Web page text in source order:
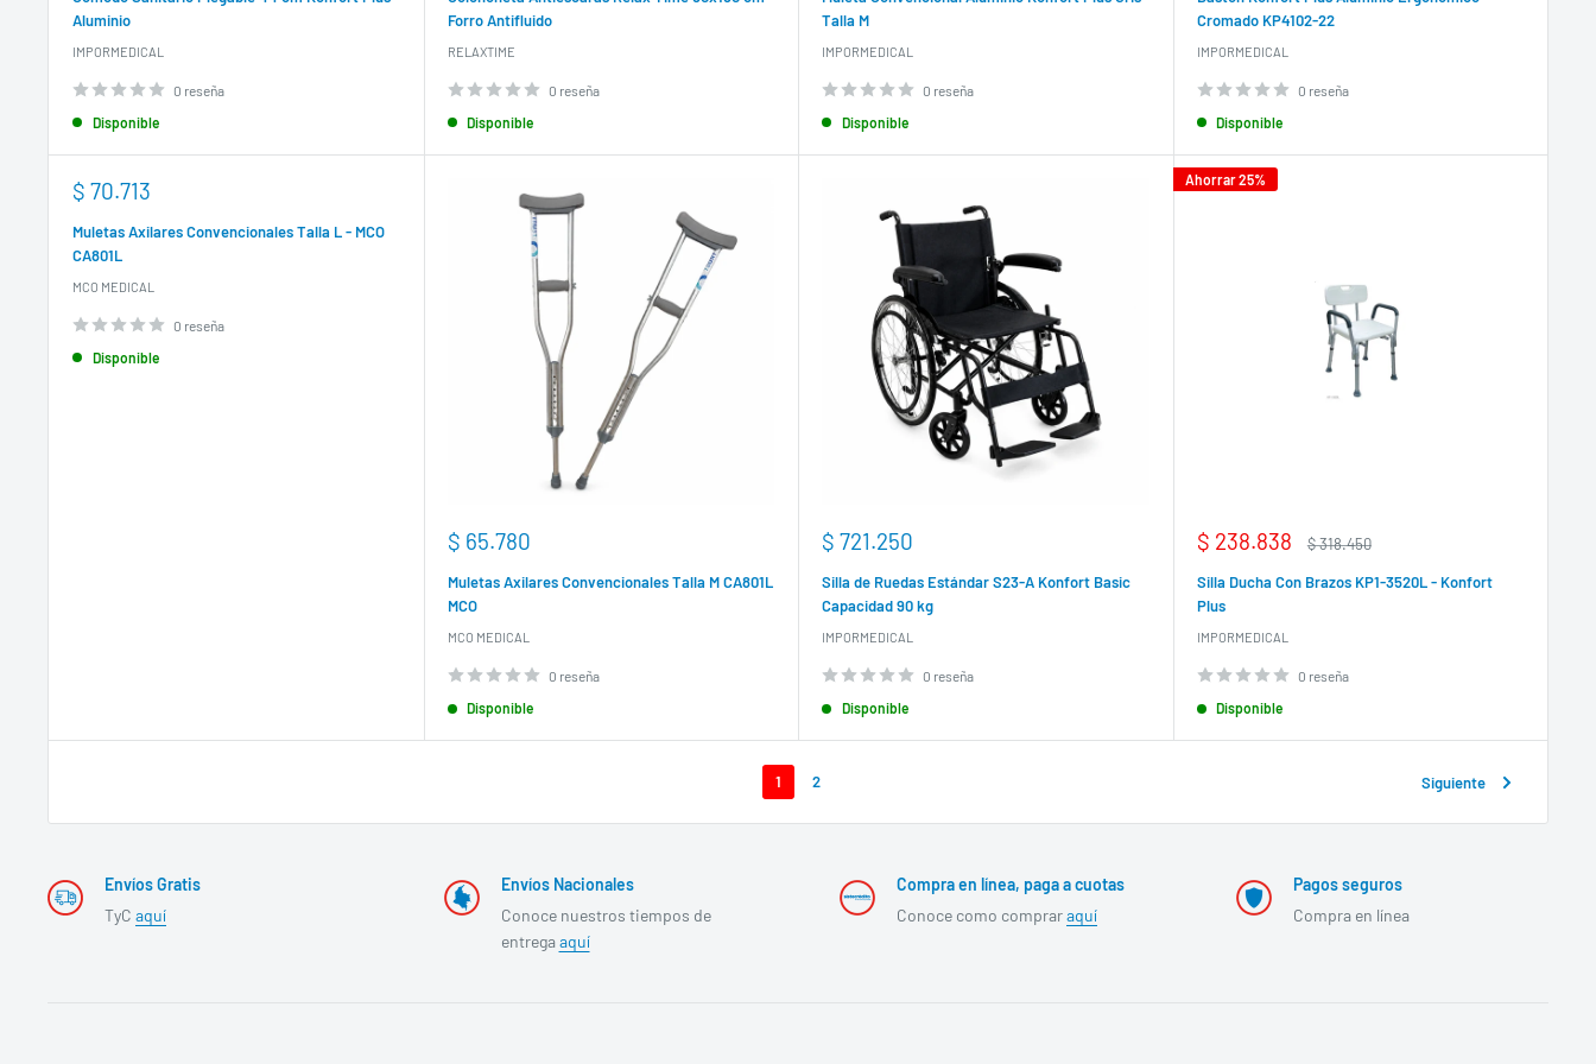
Aluminio
IMPORMEDICAL
0 reseña
Disponible
Forro Antifluido
RELAXTIME
0 reseña
Disponible
Talla M
IMPORMEDICAL
0 reseña
Disponible
Cromado KP4102-22
IMPORMEDICAL
0 reseña
Disponible
Precio
venta
$ 70.713
Muletas Axilares Convencionales Talla L - MCO
CA801L
MCO MEDICAL
0 reseña
Disponible
Precio
venta
$ 65.780
Muletas Axilares Convencionales Talla M CA801L
MCO
MCO MEDICAL
0 reseña
Disponible
Precio
venta
$ 721.250
Silla de Ruedas Estándar S23-A Konfort Basic
Capacidad 90 kg
IMPORMEDICAL
0 reseña
Disponible
Ahorrar 25%
Precio
venta
$ 238.838
Precio
$ 318.450
Silla Ducha Con Brazos KP1-3520L - Konfort
Plus
IMPORMEDICAL
0 reseña
Disponible
1 2 Siguiente
Envíos Gratis
TyC aquí
Envíos Nacionales
Conoce nuestros tiempos de
entregaaquí
Compra en línea, paga a cuotas
Conoce como compraraquí
Pagos seguros
Compra en línea